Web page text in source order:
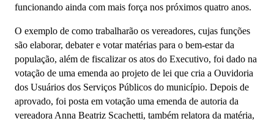
funcionando ainda com mais força nos próximos quatro anos.
O exemplo de como trabalharão os vereadores, cujas funções
são elaborar, debater e votar matérias para o bem-estar da
população, além de fiscalizar os atos do Executivo, foi dado na
votação de uma emenda ao projeto de lei que cria a Ouvidoria
dos Usuários dos Serviços Públicos do município. Depois de
aprovado, foi posta em votação uma emenda de autoria da
vereadora Anna Beatriz Scachetti, também relatora da matéria,